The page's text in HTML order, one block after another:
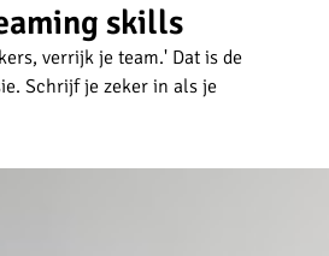
skills
verrijk je team.' Dat is de
Schrijf je zeker in als je